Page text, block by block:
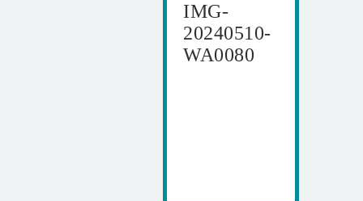
IMG-
20240510-
WA0080